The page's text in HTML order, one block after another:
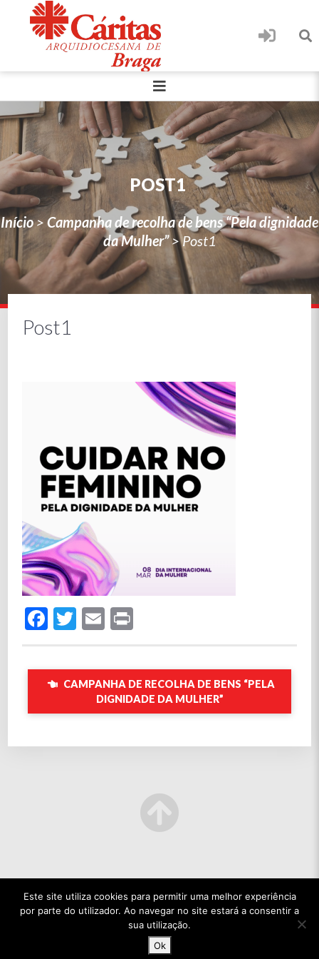
POST1
Início> Campanha de recolha de bens “Pela dignidade
da Mulher”>Post1
Post1
Facebook
Twitter
Email
CAMPANHA DE RECOLHA DE BENS “PELA
DIGNIDADE DA MULHER”
© 2022 TODOS OS DIREITOS RESERVADOS.
Este site utiliza cookies para permitir uma melhor experiência
por parte do utilizador. Ao navegar no site estará a consentir a
sua utilização.
Ok